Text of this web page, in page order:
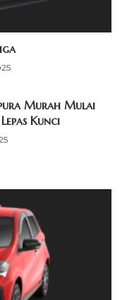
Murah Mulai
Kunci